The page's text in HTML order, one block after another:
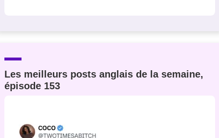
Les meilleurs posts anglais de la semaine,
épisode 153